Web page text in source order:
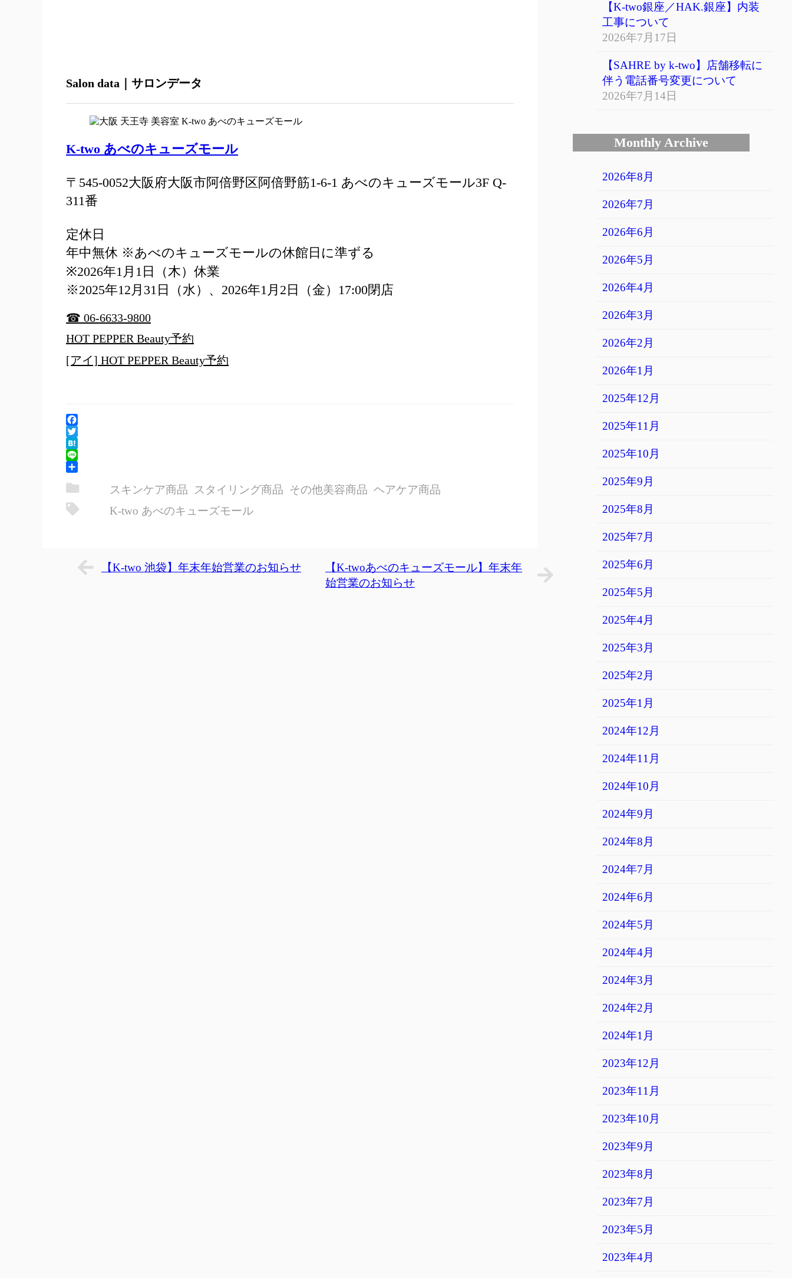
Salon data｜サロンデータ
K-two あべのキューズモール
〒545-0052大阪府大阪市阿倍野区阿倍野筋1-6-1 あべのキューズモール3F Q-
311番
定休日
年中無休 ※あべのキューズモールの休館日に準ずる
※2026年1月1日（木）休業
※2025年12月31日（水）、2026年1月2日（金）17:00閉店
☎ 06-6633-9800
HOT PEPPER Beauty予約
[アイ] HOT PEPPER Beauty予約
Facebook
Twitter
Hatena
Line
有
スキンケア商品 スタイリング商品 その他美容商品 ヘアケア商品
K-two あべのキューズモール
【K-two 池袋】年末年始営業のお知らせ
【K-twoあべのキューズモール】年末年
始営業のお知らせ
【K-two銀座／HAK.銀座】内装
工事について
2026年7月17日
【SAHRE by k-two】店舗移転に
伴う電話番号変更について
2026年7月14日
Monthly Archive
2026年8月
2026年7月
2026年6月
2026年5月
2026年4月
2026年3月
2026年2月
2026年1月
2025年12月
2025年11月
2025年10月
2025年9月
2025年8月
2025年7月
2025年6月
2025年5月
2025年4月
2025年3月
2025年2月
2025年1月
2024年12月
2024年11月
2024年10月
2024年9月
2024年8月
2024年7月
2024年6月
2024年5月
2024年4月
2024年3月
2024年2月
2024年1月
2023年12月
2023年11月
2023年10月
2023年9月
2023年8月
2023年7月
2023年5月
2023年4月